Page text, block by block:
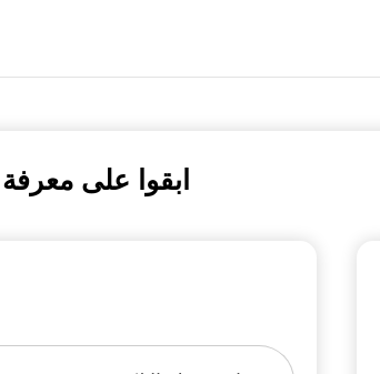
ابقوا على معرفة